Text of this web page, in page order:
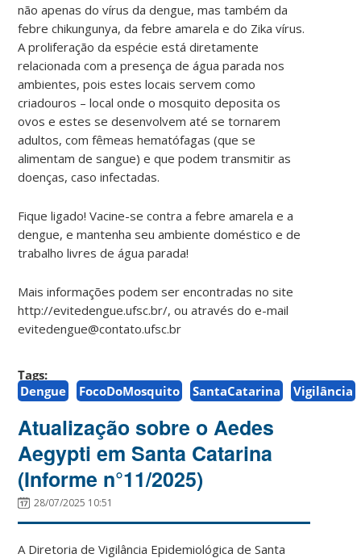
não apenas do vírus da dengue, mas também da
febre chikungunya, da febre amarela e do Zika vírus.
A proliferação da espécie está diretamente
relacionada com a presença de água parada nos
ambientes, pois estes locais servem como
criadouros – local onde o mosquito deposita os
ovos e estes se desenvolvem até se tornarem
adultos, com fêmeas hematófagas (que se
alimentam de sangue) e que podem transmitir as
doenças, caso infectadas.
Fique ligado! Vacine-se contra a febre amarela e a
dengue, e mantenha seu ambiente doméstico e de
trabalho livres de água parada!
Mais informações podem ser encontradas no site
http://evitedengue.ufsc.br/, ou através do e-mail
evitedengue@contato.ufsc.br
Tags:
Dengue
FocoDoMosquito SantaCatarina Vigilância
Atualização sobre o Aedes
Aegypti em Santa Catarina
(Informe n°11/2025)
28/07/2025 10:51
A Diretoria de Vigilância Epidemiológica de Santa